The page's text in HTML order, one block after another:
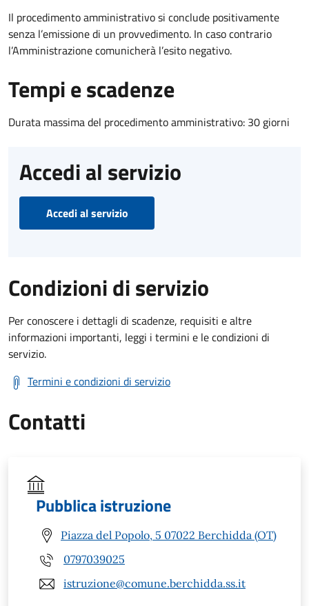
Il procedimento amministrativo si conclude positivamente
senza l’emissione di un provvedimento. In caso contrario
l’Amministrazione comunicherà l’esito negativo.
Tempi e scadenze
Durata massima del procedimento amministrativo: 30 giorni
Accedi al servizio
Accedi al servizio
Condizioni di servizio
Per conoscere i dettagli di scadenze, requisiti e altre
informazioni importanti, leggi i termini e le condizioni di
servizio.
Termini e condizioni di servizio
Contatti
Pubblica istruzione
Piazza del Popolo, 5 07022 Berchidda (OT)
0797039025
istruzione@comune.berchidda.ss.it